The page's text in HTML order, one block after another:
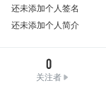
还未添加个人签名
还未添加个人简介
0
关注者